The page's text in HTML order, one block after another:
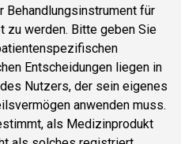
für
zu werden. Bitte geben Sie
Entscheidungen liegen in
Nutzers, der sein eigenes
anwenden muss.
als Medizinprodukt